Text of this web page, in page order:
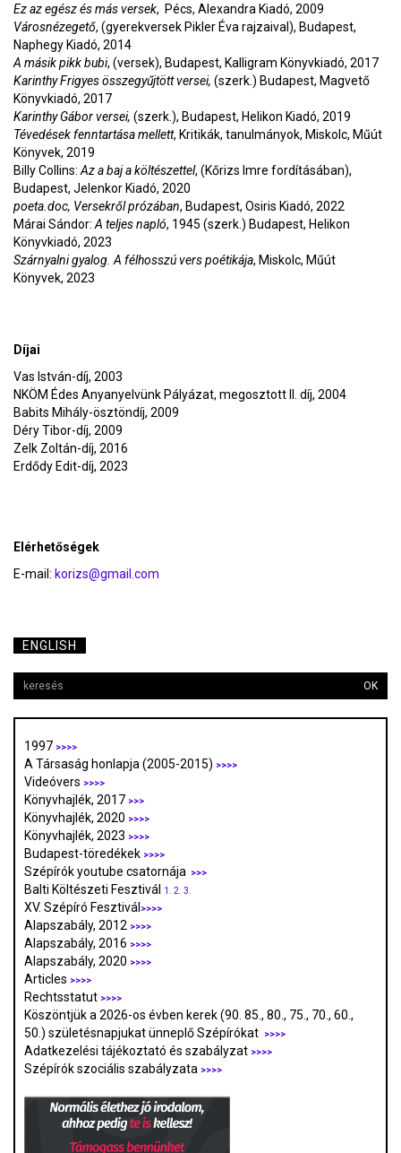
Ez az egész és más versek, Pécs, Alexandra Kiadó, 2009
Városnézegető, (gyerekversek Pikler Éva rajzaival), Budapest,
Naphegy Kiadó, 2014
A másik pikk bubi, (versek), Budapest, Kalligram Könyvkiadó, 2017
Karinthy Frigyes összegyűjtött versei, (szerk.) Budapest, Magvető
Könyvkiadó, 2017
Karinthy Gábor versei, (szerk.), Budapest, Helikon Kiadó, 2019
Tévedések fenntartása mellett, Kritikák, tanulmányok, Miskolc, Műút
Könyvek, 2019
Billy Collins:Az a baj a költészettel, (Kőrizs Imre fordításában),
Budapest, Jelenkor Kiadó, 2020
poeta.doc, Versekről prózában, Budapest, Osiris Kiadó, 2022
Márai Sándor:A teljes napló, 1945 (szerk.) Budapest, Helikon
Könyvkiadó, 2023
Szárnyalni gyalog. A félhosszú vers poétikája, Miskolc, Műút
Könyvek, 2023
Díjai
Vas István-díj, 2003
NKÖM Édes Anyanyelvünk Pályázat, megosztott II. díj, 2004
Babits Mihály-ösztöndíj, 2009
Déry Tibor-díj, 2009
Zelk Zoltán-díj, 2016
Erdődy Edit-díj, 2023
Elérhetőségek
E-mail: korizs@gmail.com
ENGLISH
OK
1997 >>>>
A Társaság honlapja (2005-2015) >>>>
Videóvers >>>>
Könyvhajlék, 2017 >>>
Könyvhajlék, 2020 >>>>
Könyvhajlék, 2023 >>>>
Budapest-töredékek >>>>
Szépírók youtube csatornája >>>
Balti Költészeti Fesztivál 1. 2. 3.
XV. Szépíró Fesztivál >>>>
Alapszabály, 2012 >>>>
Alapszabály, 2016 >>>>
Alapszabály, 2020 >>>>
Articles >>>>
Rechtsstatut >>>>
Köszöntjük a 2026-os évben kerek (90. 85., 80., 75., 70., 60.,
50.) születésnapjukat ünneplő Szépírókat
>>>>
Adatkezelési tájékoztató és szabályzat >>>>
Szépírók szociális szabályzata >>>>